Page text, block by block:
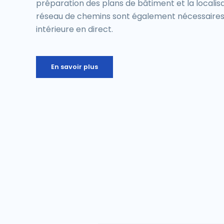
préparation des plans de bâtiment et la
réseau de chemins sont également
intérieure en direct.
En savoir plus